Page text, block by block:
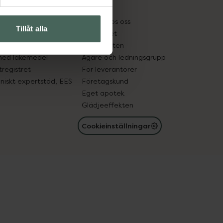
Tillåt alla
in gammal medicin
läkemedel
expertstöd, EES
Pressrum
Jobba hos oss
Hållbarhet
Samarbeten
Ägare och ledningsgrupp
För leverantörer
Företagskund
Eget apotek
Glädjeeffekten
Cookieinställningar